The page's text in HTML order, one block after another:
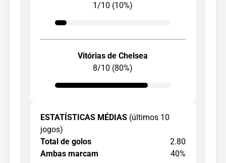
1/10 (10%)
Vitórias de Chelsea
8/10 (80%)
ESTATÍSTICAS MÉDIAS (últimos 10
jogos)
Total de golos
2.80
Ambas marcam
40%